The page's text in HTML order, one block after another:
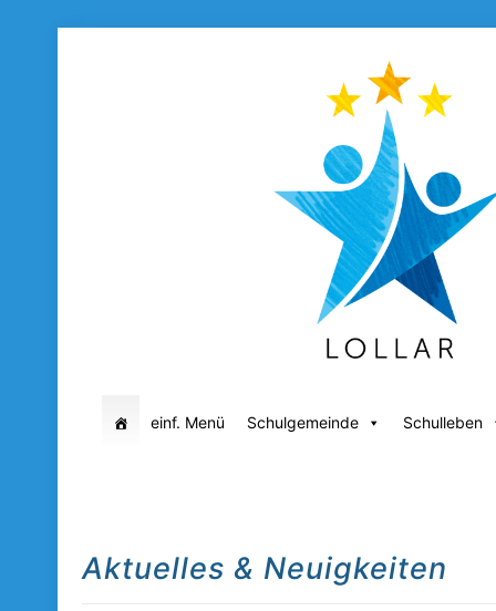
einf. Menü Schulgemeinde Schulleben
Aktuelles & Neuigkeiten